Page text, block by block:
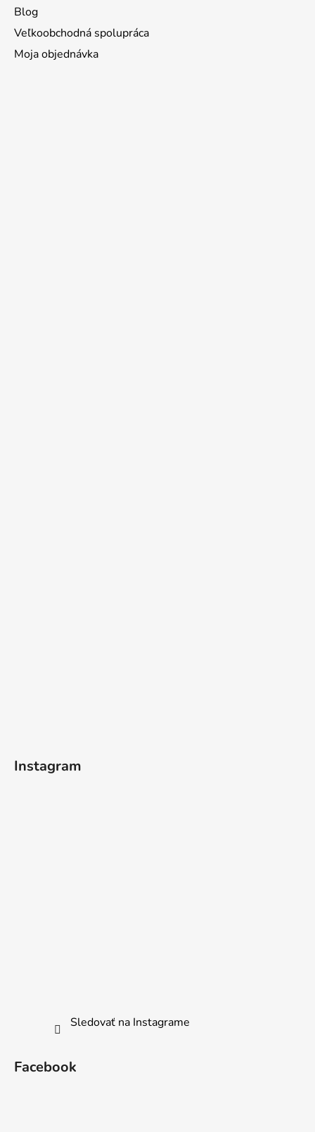
Blog
Veľkoobchodná spolupráca
Moja objednávka
Instagram
Sledovať na Instagrame
Facebook